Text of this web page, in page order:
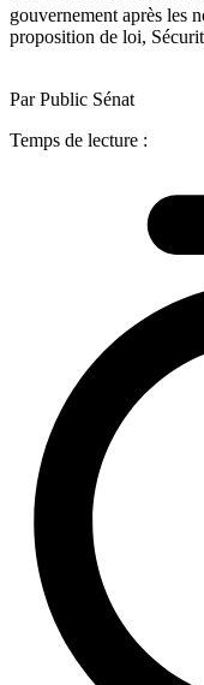
gouvernement après les
proposition de loi,
Par Public Sénat
Temps de lecture :